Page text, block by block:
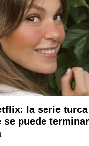
la serie turca
se puede